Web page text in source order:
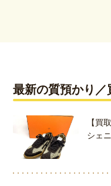
最新の質預かり
【
シェ